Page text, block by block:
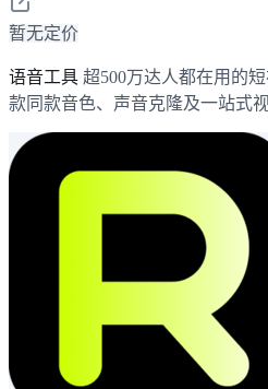
暂无定价
语音工具 超500万达人都在用的
款同款音色、声音克隆及一站式